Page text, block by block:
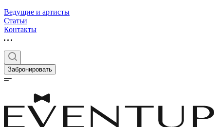
Ведущие и артисты
Статьи
Контакты
Забронировать